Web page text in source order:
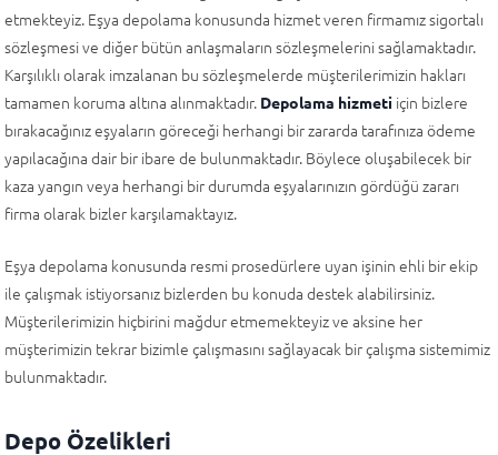
etmekteyiz. Eşya depolama konusunda hizmet veren firmamız sigortalı
sözleşmesi ve diğer bütün anlaşmaların sözleşmelerini sağlamaktadır.
Karşılıklı olarak imzalanan bu sözleşmelerde müşterilerimizin hakları
tamamen koruma altına alınmaktadır. Depolama hizmeti için bizlere
bırakacağınız eşyaların göreceği herhangi bir zararda tarafınıza ödeme
yapılacağına dair bir ibare de bulunmaktadır. Böylece oluşabilecek bir
kaza yangın veya herhangi bir durumda eşyalarınızın gördüğü zararı
firma olarak bizler karşılamaktayız.
Eşya depolama konusunda resmi prosedürlere uyan işinin ehli bir ekip
ile çalışmak istiyorsanız bizlerden bu konuda destek alabilirsiniz.
Müşterilerimizin hiçbirini mağdur etmemekteyiz ve aksine her
müşterimizin tekrar bizimle çalışmasını sağlayacak bir çalışma sistemimiz
bulunmaktadır.
Depo Özelikleri